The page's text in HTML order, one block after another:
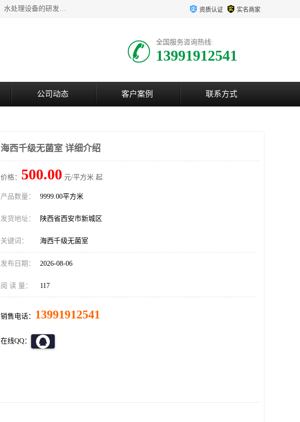
西安超润环境科技有限公司一般经营项目：净化设备、厨房设备、五金机电设备、不锈钢制品、彩钢夹心板、水处理设备的研发、销售；空气净化设备、办公设备、通风设备、建筑材料、金属材料的销售；净化工程、钢结构工程、机电设备工程的设计与施工及技术咨询服务；货物及技术的进出口的业务经营。 资质认证 实名商家
全国服务咨询热线:
13991912541
公司动态 客户案例 联系方式
海西千级无菌室 详细介绍
价格： 500.00 元/平方米 起
产品数量： 9999.00平方米
发货地址： 陕西省西安市新城区
关键词： 海西千级无菌室
发布日期： 2026-08-06
阅 读 量： 117
销售电话： 13991912541
在线QQ：